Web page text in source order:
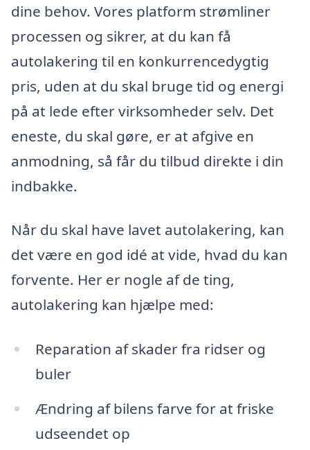
dine behov. Vores platform strømliner
processen og sikrer, at du kan få
autolakering til en konkurrencedygtig
pris, uden at du skal bruge tid og energi
på at lede efter virksomheder selv. Det
eneste, du skal gøre, er at afgive en
anmodning, så får du tilbud direkte i din
indbakke.
Når du skal have lavet autolakering, kan
det være en god idé at vide, hvad du kan
forvente. Her er nogle af de ting,
autolakering kan hjælpe med:
Reparation af skader fra ridser og
buler
Ændring af bilens farve for at friske
udseendet op